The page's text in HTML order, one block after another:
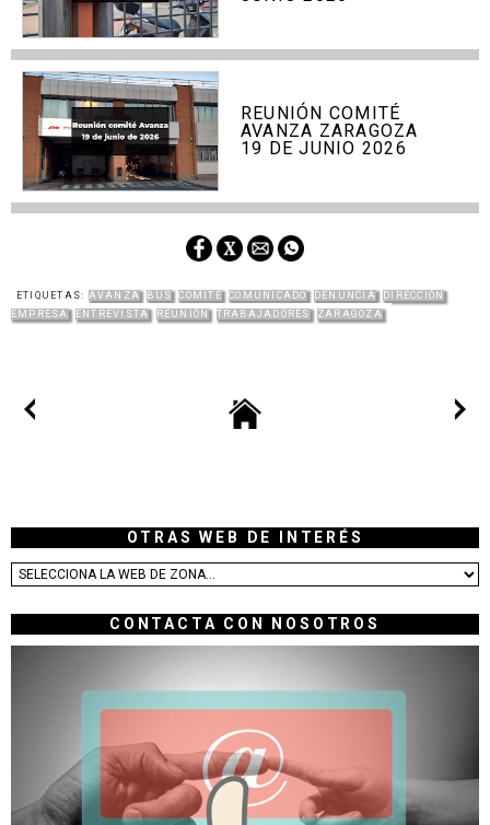
REUNIÓN COMITÉ
AVANZA ZARAGOZA
19 DE JUNIO 2026
ETIQUETAS: AVANZA BUS COMITÉ COMUNICADO DENUNCIA
DIRECCIÓN
EMPRESA
ENTREVISTA REUNIÓN TRABAJADORES ZARAGOZA
OTRAS WEB DE INTERÉS
CONTACTA CON NOSOTROS